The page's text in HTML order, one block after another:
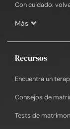
Con cuidado:
Más
Recursos
Encuentra un
Consejos de
Tests de